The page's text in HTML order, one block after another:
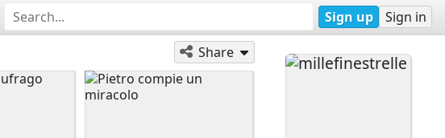
Sign up Sign in
Share